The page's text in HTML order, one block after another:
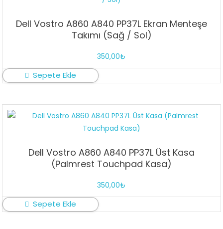
Dell Vostro A860 A840 PP37L Ekran Menteşe
Takımı (Sağ / Sol)
350,00₺
Sepete Ekle
Dell Vostro A860 A840 PP37L Üst Kasa
(Palmrest Touchpad Kasa)
350,00₺
Sepete Ekle